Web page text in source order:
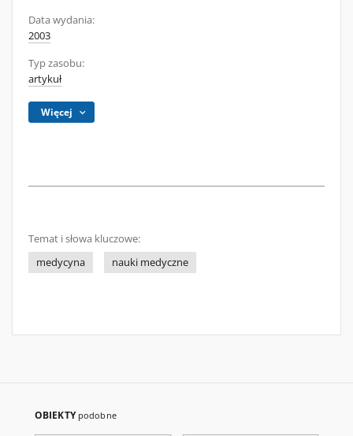
Data wydania:
2003
Typ zasobu:
artykuł
Więcej
Temat i słowa kluczowe:
medycyna
nauki medyczne
OBIEKTY podobne